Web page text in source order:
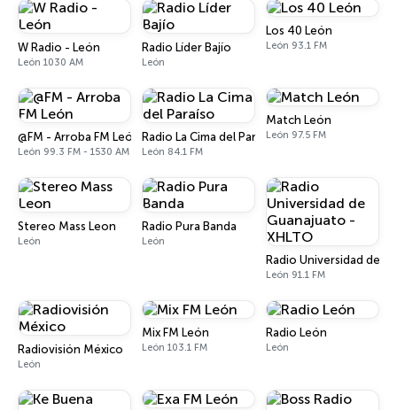
W Radio - León
León 1030 AM
Radio Líder Bajío
León
Los 40 León
León 93.1 FM
@FM - Arroba FM León
León 99.3 FM - 1530 AM
Radio La Cima del Paraíso
León 84.1 FM
Match León
León 97.5 FM
Stereo Mass Leon
León
Radio Pura Banda
León
Radio Universidad de
León 91.1 FM
Radiovisión México
León
Mix FM León
León 103.1 FM
Radio León
León